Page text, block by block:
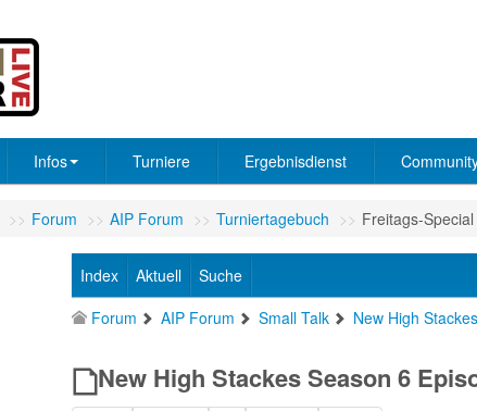
Infos Turniere Ergebnisdienst
>> Forum >> AIP Forum >> Turniertagebuch >> Freitags-Special
Index Aktuell Suche
Forum
AIP Forum Small Talk New High
New High Stackes Season 6